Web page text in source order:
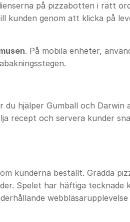
på pizzabotten i rätt
kunden genom att klicka på
. På mobila enheter,
hjälper Gumball och Darwin
recept och servera kunder
kunderna beställt. Grädda
Spelet har häftiga tecknade